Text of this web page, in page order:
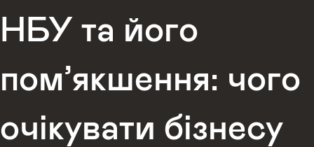
НБУ та його
пом’якшення: чого
очікувати бізнесу